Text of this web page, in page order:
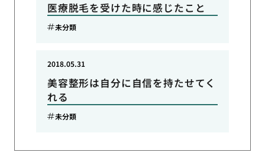
医療脱毛を受けた時に感じたこと
未分類
美容整形は自分に自信を持たせてく
れる
2018.05.31
未分類